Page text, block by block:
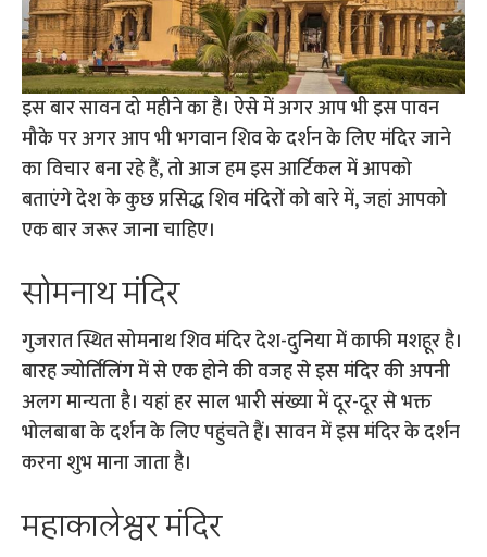
इस बार सावन दो महीने का है। ऐसे में अगर आप भी इस पावन
मौके पर अगर आप भी भगवान शिव के दर्शन के लिए मंदिर जाने
का विचार बना रहे हैं, तो आज हम इस आर्टिकल में आपको
बताएंगे देश के कुछ प्रसिद्ध शिव मंदिरों को बारे में, जहां आपको
एक बार जरूर जाना चाहिए।
सोमनाथ मंदिर
गुजरात स्थित सोमनाथ शिव मंदिर देश-दुनिया में काफी मशहूर है।
बारह ज्योर्तिलिंग में से एक होने की वजह से इस मंदिर की अपनी
अलग मान्यता है। यहां हर साल भारी संख्या में दूर-दूर से भक्त
भोलबाबा के दर्शन के लिए पहुंचते हैं। सावन में इस मंदिर के दर्शन
करना शुभ माना जाता है।
महाकालेश्वर मंदिर